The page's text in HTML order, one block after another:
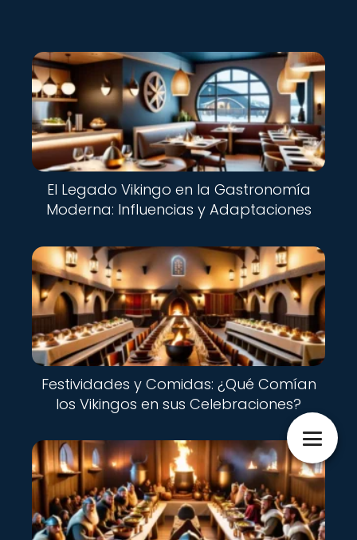
El Legado Vikingo en la Gastronomía
Moderna: Influencias y Adaptaciones
Festividades y Comidas: ¿Qué Comían
los Vikingos en sus Celebraciones?